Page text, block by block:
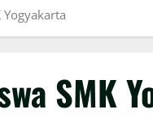
Yogyakarta
SMK